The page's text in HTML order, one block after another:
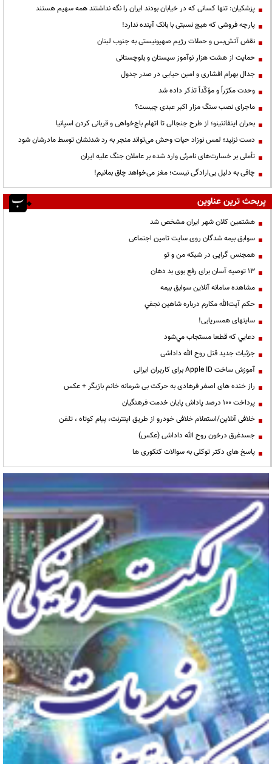
پزشکیان: تنها کسانی که در خیابان بودند ایران را نگه نداشتند همه سهیم هستند
پارچه فروشی که هیچ نسبتی با بانک آینده ندارد!
نقض آتش‌بس و حملات رژیم صهیونیستی به جنوب لبنان
حمایت از هشت هزار نوآموز سیستان و بلوچستانی
جدال بهرام افشاری و امین حیایی در صدر جدول
وحدت مکرّراً و مؤکّداً تذکر داده شد
ماجرای نصب سنگ مزار اکبر عبدی چیست؟
بحران اینفانتینو؛ از طرح جنجالی تا اتهام باج‌خواهی و قربانی کردن اسپانیا
دست نزنید؛ لمس نوزاد حیات وحش می‌تواند منجر به رد شدنشان توسط مادرشان شود
تأملی بر خسارت‌های نامرئی وارد شده بر عاملان جنگ علیه ایران
چاقی به دلیل بی‌ارادگی نیست؛ مغز می‌خواهد چاق بمانیم!
پربحث ترین عناوین
هشتمین کلان شهر ایران مشخص شد
سوابق بیمه شدگان روی سایت تامین اجتماعی
همجنس گرایی در شبکه من و تو
13 توصیه آسان برای رفع بوی بد دهان
مشاهده سامانه آنلاين سوابق بیمه
حكم آيت‌الله مكارم درباره شاهين نجفي
سایتهای همسریابی!
دعايي كه قطعا مستجاب مي‌شود
جزئیات جدید قتل روح الله داداشی
آموزش ساخت Apple ID برای کاربران ایرانی
راز خنده های اصغر فرهادی به حرکت بی شرمانه خانم بازیگر + عکس
پرداخت ۱۰۰ درصد پاداش پایان خدمت فرهنگیان
خلافی آنلاین/استعلام خلافی خودرو از طریق اینترنت، پیام کوتاه ، تلفن
جسدغرق درخون روح الله داداشی (عکس)
پاسخ های دکتر توکلی به سوالات کنکوری ها